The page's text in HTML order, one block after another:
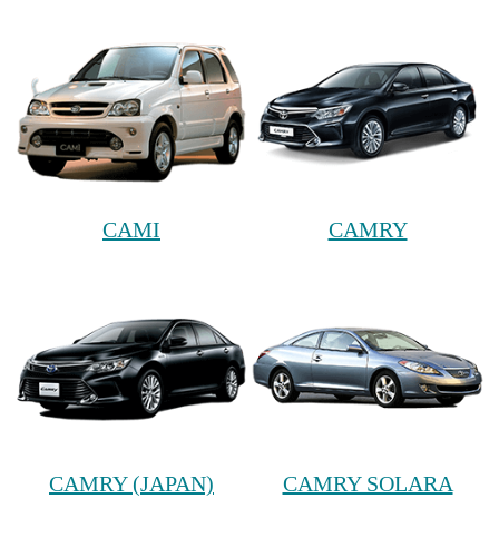
CAMI CAMRY
CAMRY (JAPAN) CAMRY SOLARA